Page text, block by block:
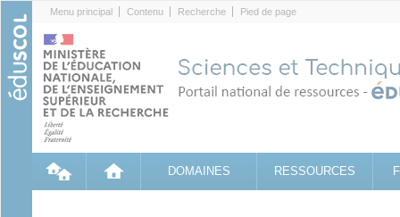
Menu principal Contenu Recherche Pied de page
DOMAINES RESSOURCES